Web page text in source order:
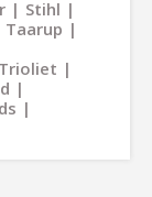
Stihl
Taarup
Trioliet